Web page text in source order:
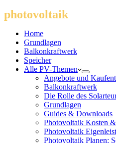
photovoltaik
Home
Grundlagen
Balkonkraftwerk
Speicher
Alle PV-Themen
Angebote und
Balkonkraftwerk
Die Rolle des
Grundlagen
Guides & Downloads
Photovoltaik Kosten
Photovoltaik
Photovoltaik Planen: